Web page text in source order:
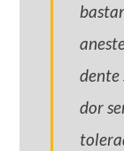
dente
dor